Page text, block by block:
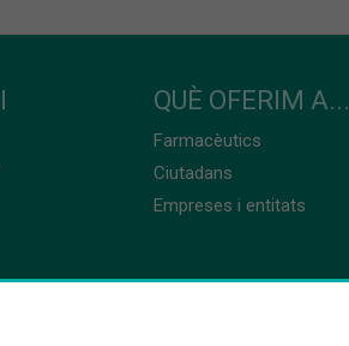
QUÈ OFERIM A...
Farmacèutics
Ciutadans
Empreses i entitats